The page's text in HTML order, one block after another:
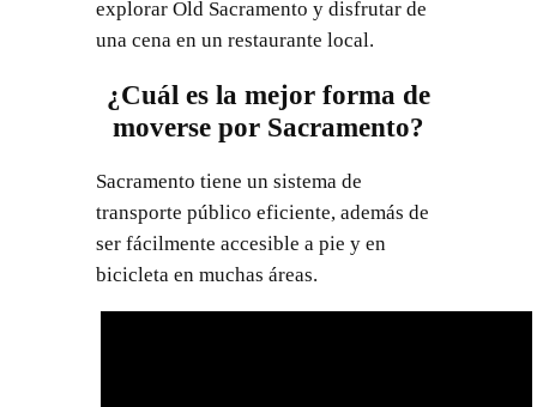
explorar Old Sacramento y disfrutar de
una cena en un restaurante local.
¿Cuál es la mejor forma de
moverse por Sacramento?
Sacramento tiene un sistema de
transporte público eficiente, además de
ser fácilmente accesible a pie y en
bicicleta en muchas áreas.